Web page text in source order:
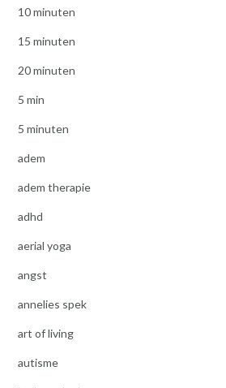
10 minuten
15 minuten
20 minuten
5 min
5 minuten
adem
adem therapie
adhd
aerial yoga
angst
annelies spek
art of living
autisme